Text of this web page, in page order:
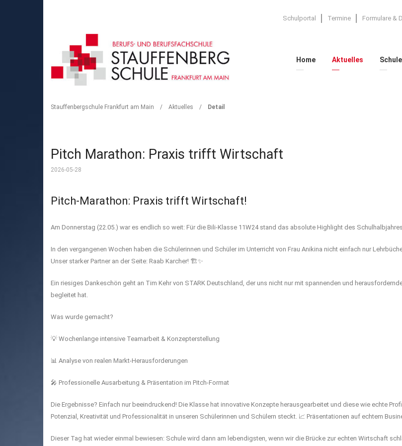
Schulportal Termine Formulare &
Home Aktuelles Schule
Stauffenbergschule Frankfurt am Main / Aktuelles / Detail
Pitch Marathon: Praxis trifft Wirtschaft
2026-05-28
Pitch-Marathon: Praxis trifft Wirtschaft!
Am Donnerstag (22.05.) war es endlich so weit: Für die Bili-Klasse 11W24 stand das absolute Highlight des
In den vergangenen Wochen haben die Schülerinnen und Schüler im Unterricht von Frau Anikina nicht einfach nur
Unser starker Partner an der Seite: Raab Karcher! 🏗️✨
Ein riesiges Dankeschön geht an Tim Kehr von STARK Deutschland, der uns nicht nur mit spannenden und
begleitet hat.
Was wurde gemacht?
💡 Wochenlange intensive Teamarbeit & Konzepterstellung
📊 Analyse von realen Markt-Herausforderungen
🎤 Professionelle Ausarbeitung & Präsentation im Pitch-Format
Die Ergebnisse? Einfach nur beeindruckend! Die Klasse hat innovative Konzepte herausgearbeitet und diese wie echte
Potenzial, Kreativität und Professionalität in unseren Schülerinnen und Schülern steckt. 📈 Präsentationen auf echtem
Dieser Tag hat wieder einmal bewiesen: Schule wird dann am lebendigsten, wenn wir die Brücke zur echten Wirtschaft